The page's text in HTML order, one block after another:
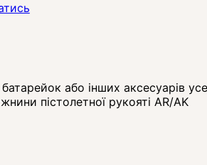
або інших аксесуарів
пістолетної рукояті AR/AK